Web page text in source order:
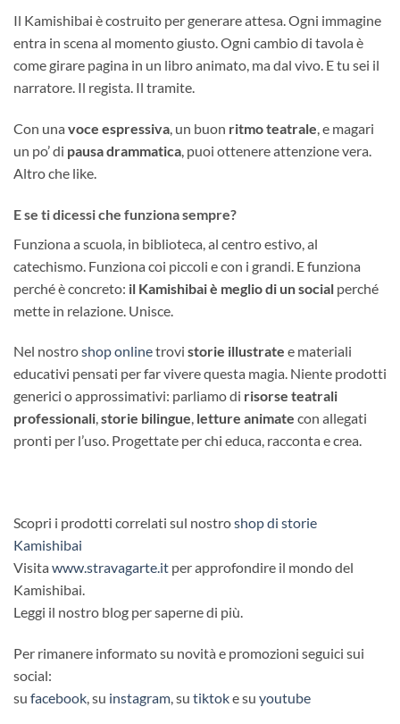
Il Kamishibai è costruito per generare attesa. Ogni immagine
entra in scena al momento giusto. Ogni cambio di tavola è
come girare pagina in un libro animato, ma dal vivo. E tu sei il
narratore. Il regista. Il tramite.
Con una voce espressiva , un buon ritmo teatrale , e magari
un po’ di pausa drammatica , puoi ottenere attenzione vera.
Altro che like.
E se ti dicessi che funziona sempre?
Funziona a scuola, in biblioteca, al centro estivo, al
catechismo. Funziona coi piccoli e con i grandi. E funziona
perché è concreto: il Kamishibai è meglio di un social perché
mette in relazione. Unisce.
Nel nostroshop onlinetrovi storie illustrate e materiali
educativi pensati per far vivere questa magia. Niente prodotti
generici o approssimativi: parliamo di risorse teatrali
professionali,storie bilingue, letture animate con allegati
pronti per l’uso. Progettate per chi educa, racconta e crea.
Scopri i prodotti correlati sul nostroshop di storie
Kamishibai
Visita www.stravagarte.it per approfondire il mondo del
Kamishibai.
Leggi il nostro blog per saperne di più.
Per rimanere informato su novità e promozioni seguici sui
social:
su facebook , su instagram , su tiktoke su youtube